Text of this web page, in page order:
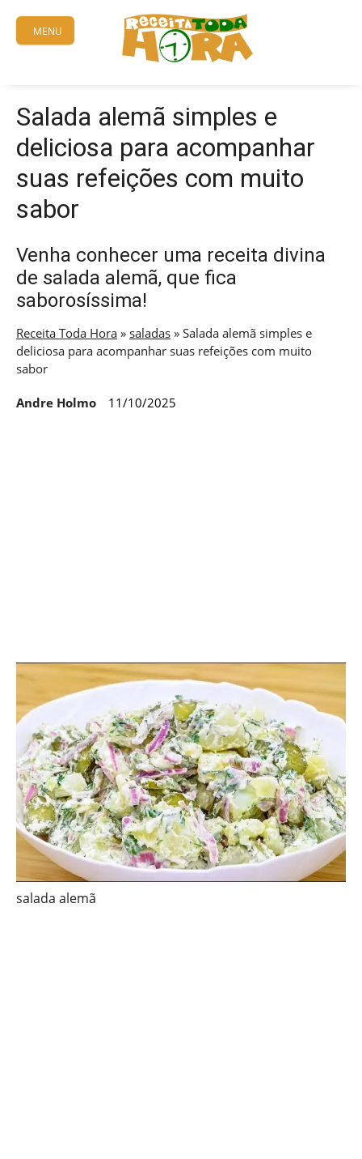
content
MENU
Salada alemã simples e
deliciosa para acompanhar
suas refeições com muito
sabor
Venha conhecer uma receita divina
de salada alemã, que fica
saborosíssima!
Receita Toda Hora » saladas » Salada alemã simples e
deliciosa para acompanhar suas refeições com muito
sabor
Andre Holmo 11/10/2025
salada alemã